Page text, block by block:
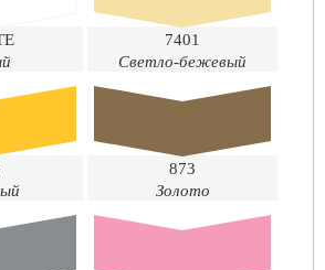
7401
Светло-бежевый
873
Золото